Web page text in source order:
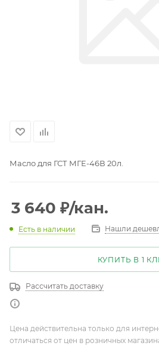
Масло для ГСТ МГЕ-46В 20л.
3 640 ₽/кан.
Есть в наличии Нашли
КУПИТЬ В 1
Рассчитать доставку
Цена действительна только для
отличаться от цен в розничных